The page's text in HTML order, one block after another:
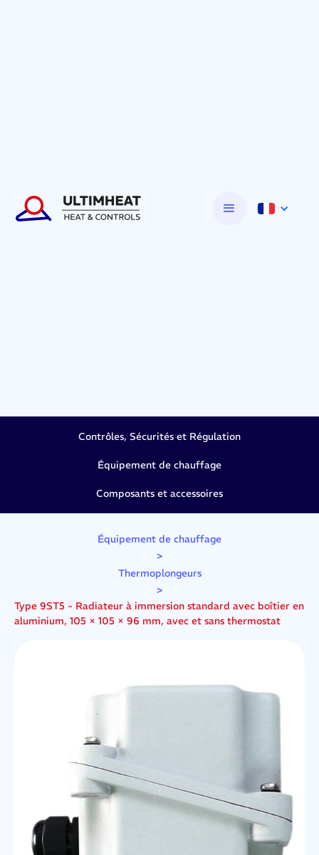
Contrôles, Sécurités et Régulation
Équipement de chauffage
Composants et accessoires
Équipement de chauffage
>
Thermoplongeurs
>
Type 9ST5 - Radiateur à immersion standard avec boîtier en
aluminium, 105 × 105 × 96 mm, avec et sans thermostat